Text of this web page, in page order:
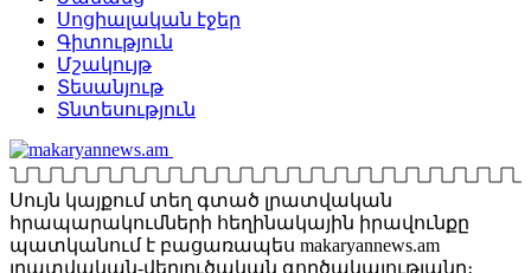
Սոցիալական էջեր
Գիտություն
Մշակույթ
Տեսանյութ
Տնտեսություն
Սույն կայքում տեղ գտած լրատվական
հրապարակումների հեղինակային իրավունքը
պատկանում է բացառապես makaryannews.am
լրատվական-վերլուծական գործակալությանը։